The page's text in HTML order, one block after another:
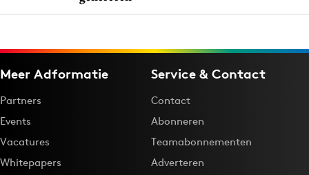
Meer Adformatie
Partners
Events
Vacatures
Whitepapers
Service & Contact
Contact
Abonneren
Teamabonnementen
Adverteren